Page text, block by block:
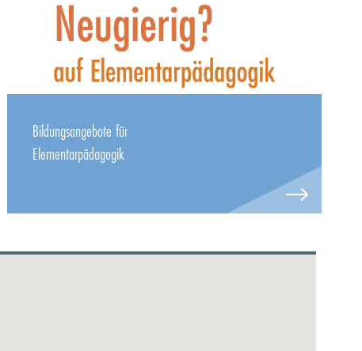
Bildungsangebote für
Elementarpädagogik